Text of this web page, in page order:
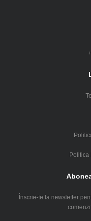
Politica
Înscrie-te la newsletter